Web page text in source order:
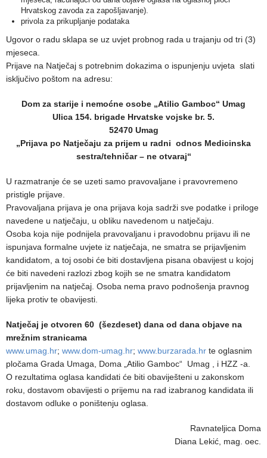
Hrvatskog zavoda za zapošljavanje).
privola za prikupljanje podataka
Ugovor o radu sklapa se uz uvjet probnog rada u trajanju od tri (3)
mjeseca.
Prijave na Natječaj s potrebnim dokazima o ispunjenju uvjeta slati
isključivo poštom na adresu:
Dom za starije i nemoćne osobe „Atilio Gamboc“ Umag
Ulica 154. brigade Hrvatske vojske br. 5.
52470 Umag
„Prijava po Natječaju za prijem u radni odnos Medicinska
sestra/tehničar – ne otvaraj“
U razmatranje će se uzeti samo pravovaljane i pravovremeno
pristigle prijave.
Pravovaljana prijava je ona prijava koja sadrži sve podatke i priloge
navedene u natječaju, u obliku navedenom u natječaju.
Osoba koja nije podnijela pravovaljanu i pravodobnu prijavu ili ne
ispunjava formalne uvjete iz natječaja, ne smatra se prijavljenim
kandidatom, a toj osobi će biti dostavljena pisana obavijest u kojoj
će biti navedeni razlozi zbog kojih se ne smatra kandidatom
prijavljenim na natječaj. Osoba nema pravo podnošenja pravnog
lijeka protiv te obavijesti.
Natječaj je otvoren 60 (šezdeset) dana od dana objave na
mrežnim stranicama
www.umag.hr; www.dom-umag.hr; www.burzarada.hr te oglasnim
pločama Grada Umaga, Doma „Atilio Gamboc“ Umag , i HZZ -a.
O rezultatima oglasa kandidati će biti obaviješteni u zakonskom
roku, dostavom obavijesti o prijemu na rad izabranog kandidata ili
dostavom odluke o poništenju oglasa.
Ravnateljica Doma
Diana Lekić, mag. oec.